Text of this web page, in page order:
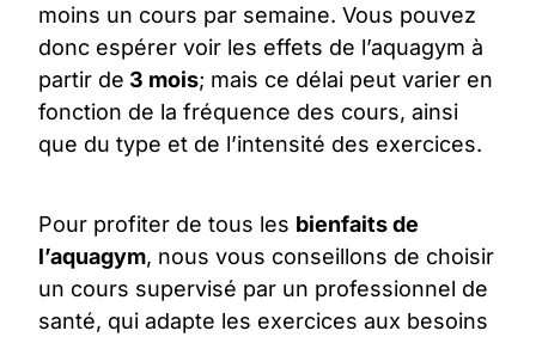
moins un cours par semaine. Vous pouvez
donc espérervoir les effets de l’aquagym à
partir de 3 mois; mais ce délai peut varier en
fonction de la fréquence des cours, ainsi
que du type et de l’intensité des exercices.
Pour profiter de tous les bienfaits de
l’aquagym, nous vous conseillons de choisir
un cours supervisé par un professionnel de
santé, qui adapte les exercices aux besoins